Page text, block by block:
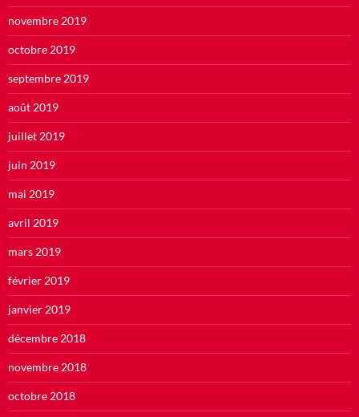
novembre 2019
octobre 2019
septembre 2019
août 2019
juillet 2019
juin 2019
mai 2019
avril 2019
mars 2019
février 2019
janvier 2019
décembre 2018
novembre 2018
octobre 2018